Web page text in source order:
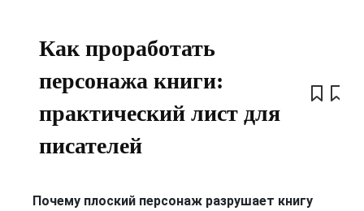
Как проработать
персонажа книги:
практический лист для
писателей
Почему плоский персонаж разрушает книгу